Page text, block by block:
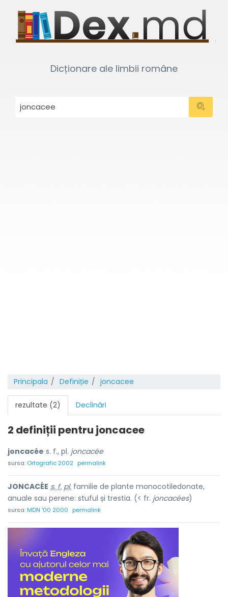
Dicționare ale limbii române
Principala Definiție joncacee
rezultate (2) Declinări
2 definiții pentru joncacee
joncacée s. f., pl. joncacée
sursa: Ortografic 2002 permalink
JONCACÉE s. f. pl. familie de plante monocotiledonate,
anuale sau perene: stuful și trestia. (< fr. joncacées)
sursa:MDN '00 2000 permalink